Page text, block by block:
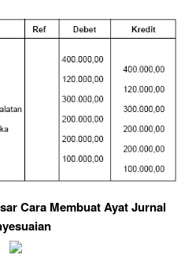
Cara Membuat Ayat Jurnal